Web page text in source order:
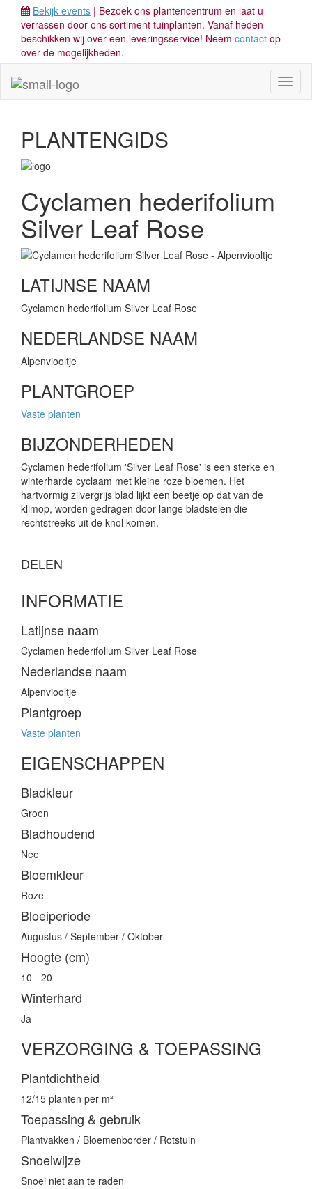
Bekijk events | Bezoek ons plantencentrum en laat u
verrassen door ons sortiment tuinplanten. Vanaf heden
beschikken wij over een leveringsservice! Neem contact op
over de mogelijkheden.
PLANTENGIDS
Cyclamen hederifolium
Silver Leaf Rose
LATIJNSE NAAM
Cyclamen hederifolium Silver Leaf Rose
NEDERLANDSE NAAM
Alpenviooltje
PLANTGROEP
Vaste planten
BIJZONDERHEDEN
Cyclamen hederifolium 'Silver Leaf Rose' is een sterke en
winterharde cyclaam met kleine roze bloemen. Het
hartvormig zilvergrijs blad lijkt een beetje op dat van de
klimop, worden gedragen door lange bladstelen die
rechtstreeks uit de knol komen.
DELEN
INFORMATIE
Latijnse naam
Cyclamen hederifolium Silver Leaf Rose
Nederlandse naam
Alpenviooltje
Plantgroep
Vaste planten
EIGENSCHAPPEN
Bladkleur
Groen
Bladhoudend
Nee
Bloemkleur
Roze
Bloeiperiode
Augustus / September / Oktober
Hoogte (cm)
10 - 20
Winterhard
Ja
VERZORGING & TOEPASSING
Plantdichtheid
12/15 planten per m²
Toepassing & gebruik
Plantvakken / Bloemenborder / Rotstuin
Snoeiwijze
Snoei niet aan te raden